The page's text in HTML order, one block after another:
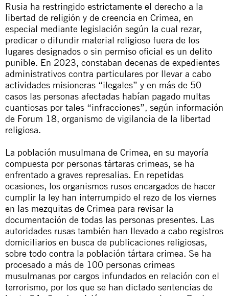
Rusia ha restringido estrictamente el derecho a la
libertad de religión y de creencia en Crimea, en
especial mediante legislación según la cual rezar,
predicar o difundir material religioso fuera de los
lugares designados o sin permiso oficial es un delito
punible. En 2023, constaban decenas de expedientes
administrativos contra particulares por llevar a cabo
actividades misioneras “ilegales” y en más de 50
casos las personas afectadas habían pagado multas
cuantiosas por tales “infracciones”, según información
de Forum 18, organismo de vigilancia de la libertad
religiosa.
La población musulmana de Crimea, en su mayoría
compuesta por personas tártaras crimeas, se ha
enfrentado a graves represalias. En repetidas
ocasiones, los organismos rusos encargados de hacer
cumplir la ley han interrumpido el rezo de los viernes
en las mezquitas de Crimea para revisar la
documentación de todas las personas presentes. Las
autoridades rusas también han llevado a cabo registros
domiciliarios en busca de publicaciones religiosas,
sobre todo contra la población tártara crimea. Se ha
procesado a más de 100 personas crimeas
musulmanas por cargos infundados en relación con el
terrorismo, por los que se han dictado sentencias de